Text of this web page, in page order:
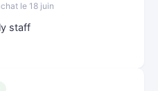
le 18 juin
staff